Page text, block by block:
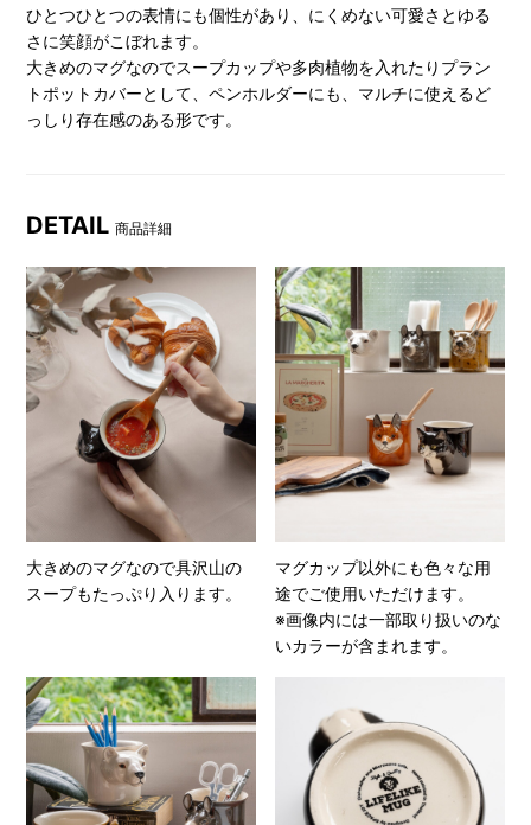
ひとつひとつの表情にも個性があり、にくめない可愛さとゆる
さに笑顔がこぼれます。
大きめのマグなのでスープカップや多肉植物を入れたりプラン
トポットカバーとして、ペンホルダーにも、マルチに使えるど
っしり存在感のある形です。
DETAIL商品詳細
大きめのマグなので具沢山の
スープもたっぷり入ります。
マグカップ以外にも色々な用
途でご使用いただけます。
※画像内には一部取り扱いのな
いカラーが含まれます。